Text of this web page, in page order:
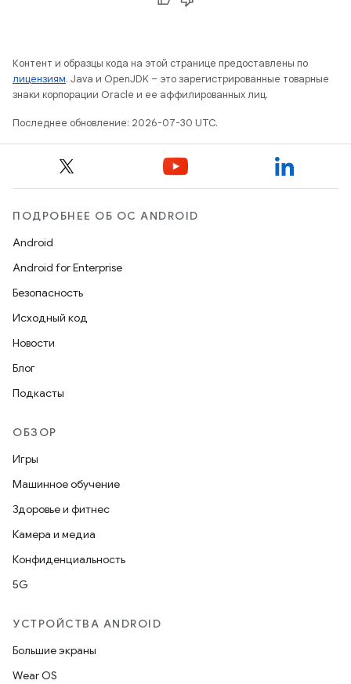
Контент и образцы кода на этой странице предоставлены по
лицензиям. Java и OpenJDK – это зарегистрированные товарные
знаки корпорации Oracle и ее аффилированных лиц.
Последнее обновление: 2026-07-30 UTC.
ПОДРОБНЕЕ ОБ ОС ANDROID
Android
Android for Enterprise
Безопасность
Исходный код
Новости
Блог
Подкасты
ОБЗОР
Игры
Машинное обучение
Здоровье и фитнес
Камера и медиа
Конфиденциальность
5G
УСТРОЙСТВА ANDROID
Большие экраны
Wear OS